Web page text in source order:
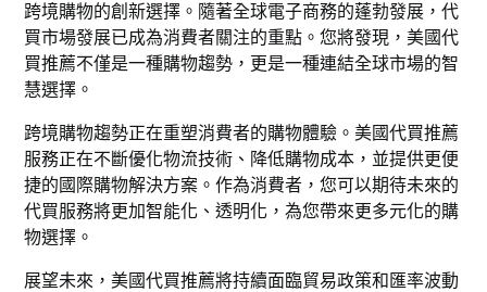
跨境購物的創新選擇。隨著全球電子商務的蓬勃發展，代
買市場發展已成為消費者關注的重點。您將發現，美國代
買推薦不僅是一種購物趨勢，更是一種連結全球市場的智
慧選擇。
跨境購物趨勢正在重塑消費者的購物體驗。美國代買推薦
服務正在不斷優化物流技術、降低購物成本，並提供更便
捷的國際購物解決方案。作為消費者，您可以期待未來的
代買服務將更加智能化、透明化，為您帶來更多元化的購
物選擇。
展望未來，美國代買推薦將持續面臨貿易政策和匯率波動